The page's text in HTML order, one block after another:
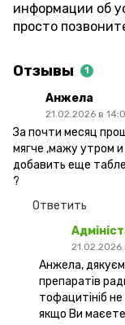
информации об
просто
Отзывы 1
Анжела
21.02.2026 в
За почти месяц
мягче ,мажу утром
добавить еще
?
Ответить
21.02.2026
Анжела,
препаратів
тофацитініб
якщо Ви